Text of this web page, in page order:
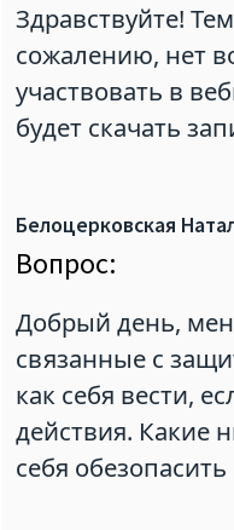
Здравствуйте!
сожалению, нет
участвовать в
будет скачать
Белоцерковская
Вопрос:
Добрый день,
связанные с
как себя вести,
действия. Какие
себя